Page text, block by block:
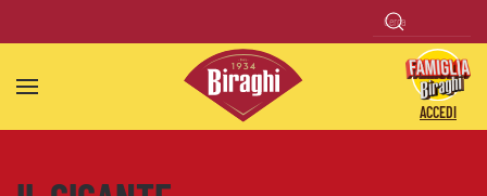
Skip to main content
ACCEDI